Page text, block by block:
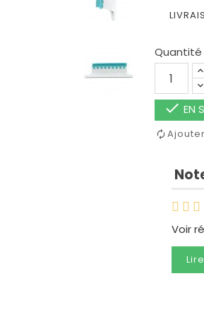
Quantité
 EN
Voir